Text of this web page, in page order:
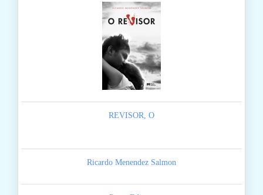
REVISOR, O
Ricardo Menendez Salmon